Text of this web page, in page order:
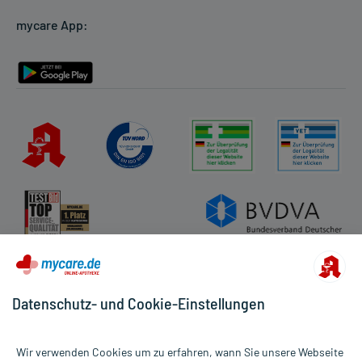
Rückgabe/Widerruf
mycare App:
Datenschutz- und Cookie-Einstellungen
Wir verwenden Cookies um zu erfahren, wann Sie unsere Webseite